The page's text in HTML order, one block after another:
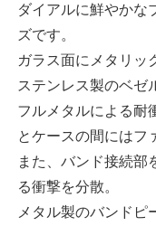
ダイアルに鮮やかな
ズです。
ガラス面にメタリッ
ステンレス製のベゼ
フルメタルによる耐
とケースの間にはフ
また、バンド接続部
る衝撃を分散。
メタル製のバンドピ